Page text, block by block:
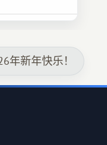
年新年快乐！